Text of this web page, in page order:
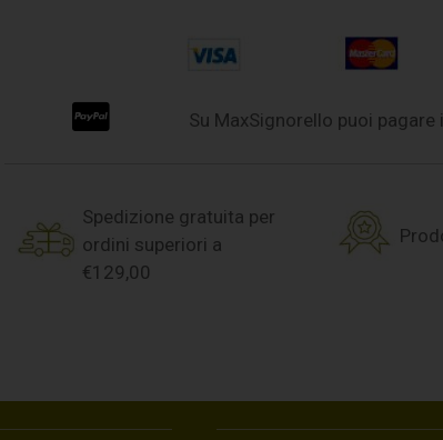
Su MaxSignorello puoi pagare
Spedizione gratuita per
ordini superiori a
€129,00